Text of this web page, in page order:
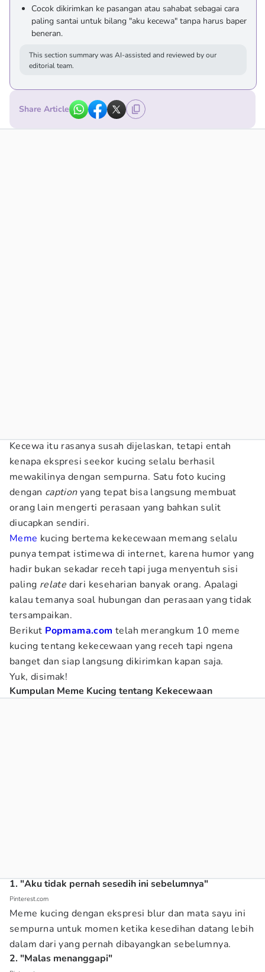
Cocok dikirimkan ke pasangan atau sahabat sebagai cara
paling santai untuk bilang "aku kecewa" tanpa harus baper
beneran.
This section summary was AI-assisted and reviewed by our
editorial team.
Share Article
Kecewa itu rasanya susah dijelaskan, tetapi entah
kenapa ekspresi seekor kucing selalu berhasil
mewakilinya dengan sempurna. Satu foto kucing
dengan captionyang tepat bisa langsung membuat
orang lain mengerti perasaan yang bahkan sulit
diucapkan sendiri.
Meme kucing bertema kekecewaan memang selalu
punya tempat istimewa di internet, karena humor yang
hadir bukan sekadar receh tapi juga menyentuh sisi
paling relate dari keseharian banyak orang. Apalagi
kalau temanya soal hubungan dan perasaan yang tidak
tersampaikan.
Berikut Popmama.com telah merangkum 10 meme
kucing tentang kekecewaan yang receh tapi ngena
banget dan siap langsung dikirimkan kapan saja.
Yuk, disimak!
Kumpulan Meme Kucing tentang Kekecewaan
1. "Aku tidak pernah sesedih ini sebelumnya"
Pinterest.com
Meme kucing dengan ekspresi blur dan mata sayu ini
sempurna untuk momen ketika kesedihan datang lebih
dalam dari yang pernah dibayangkan sebelumnya.
2. "Malas menanggapi"